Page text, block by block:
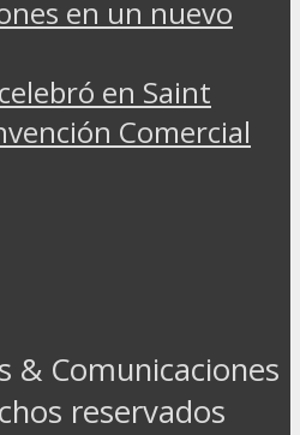
en un nuevo
en Saint
Comercial
& Comunicaciones
reservados